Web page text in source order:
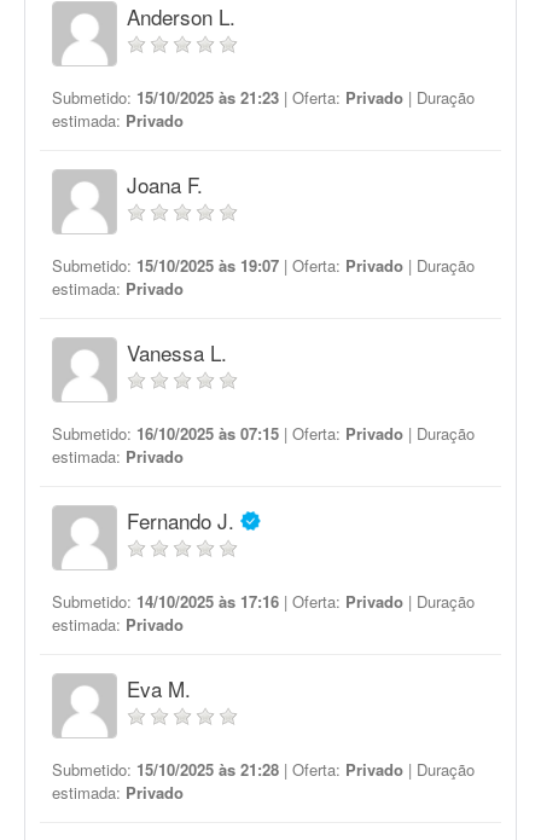
Anderson L.
Submetido: 15/10/2025 às 21:23 | Oferta: Privado | Duração
estimada: Privado
Joana F.
Submetido: 15/10/2025 às 19:07 | Oferta: Privado | Duração
estimada: Privado
Vanessa L.
Submetido: 16/10/2025 às 07:15 | Oferta: Privado | Duração
estimada: Privado
Fernando J.
Submetido: 14/10/2025 às 17:16 | Oferta: Privado | Duração
estimada: Privado
Eva M.
Submetido: 15/10/2025 às 21:28 | Oferta: Privado | Duração
estimada: Privado